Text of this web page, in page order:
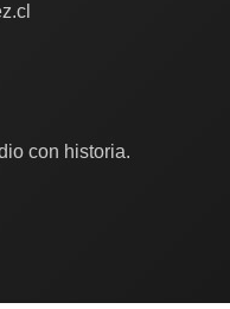
con historia.